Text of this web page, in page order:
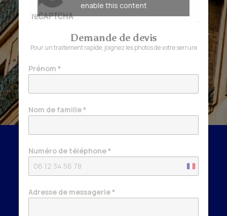
enable this content
Demande de devis
Pour un traitement rapide, joignez les photos de votre serrure
Prénom*
Nom de famille*
Numéro de téléphone*
France
Adresse de messagerie*